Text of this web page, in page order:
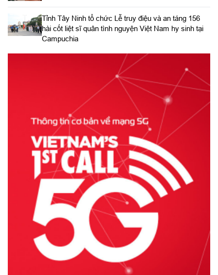
​Tỉnh Tây Ninh tổ chức Lễ truy điệu và an táng 156
hài cốt liệt sĩ quân tình nguyện Việt Nam hy sinh tại
Campuchia